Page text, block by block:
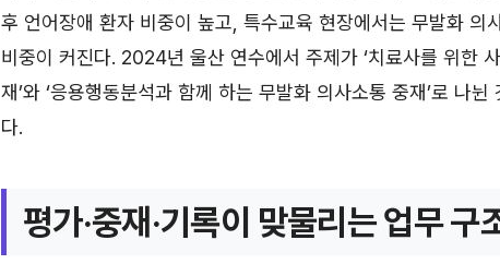
후 언어장애 환자 비중이 높고, 특수교육 현장에서는 무발화 의
비중이 커진다. 2024년 울산 연수에서 주제가 ‘치료사를 위한
재’와 ‘응용행동분석과 함께 하는 무발화 의사소통 중재’로 나
다.
평가·중재·기록이 맞물리는 업무 구